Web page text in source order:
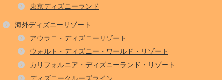
東京ディズニーランド
海外ディズニーリゾート
アウラニ・ディズニーリゾート
ウォルト・ディズニー・ワールド・リゾート
カリフォルニア・ディズニーランド・リゾート
ディズニークルーズライン